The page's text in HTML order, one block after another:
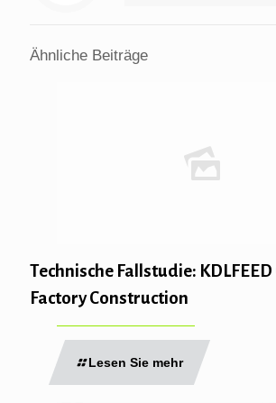
Ähnliche Beiträge
Technische Fallstudie:
Factory Construction
Lesen Sie mehr